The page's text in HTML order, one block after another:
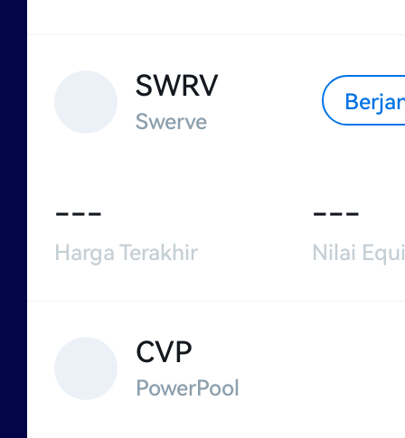
SWRV
Swerve
---
Harga Terakhir
---
Nilai
CVP
PowerPool